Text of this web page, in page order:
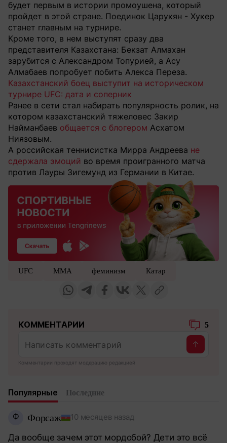
будет первым в истории промоушена, который
пройдет в этой стране. Поединок Царукян - Хукер
станет главным на турнире.
Кроме того, в нем выступят сразу два
представителя Казахстана: Бекзат Алмахан
зарубится с Александром Топурией, а Асу
Алмабаев попробует побить Алекса Переза.
Казахстанский боец выступит на историческом
турнире UFC: дата и соперник
Ранее в сети стал набирать популярность ролик, на
котором казахстанский тяжеловес Закир
Найманбаев общается с блогером Асхатом
Ниязовым.
А российская теннисистка Мирра Андреева не
сдержала эмоций во время проигранного матча
против Лауры Зигемунд из Германии в Китае.
UFC MMA феминизм Катар
КОММЕНТАРИИ 5
Комментарии проходят модерацию редакцией
Популярные Последние
Ф Форсаж 10 месяцев назад
Да вообще зачем этот мордобой? Дети это всё